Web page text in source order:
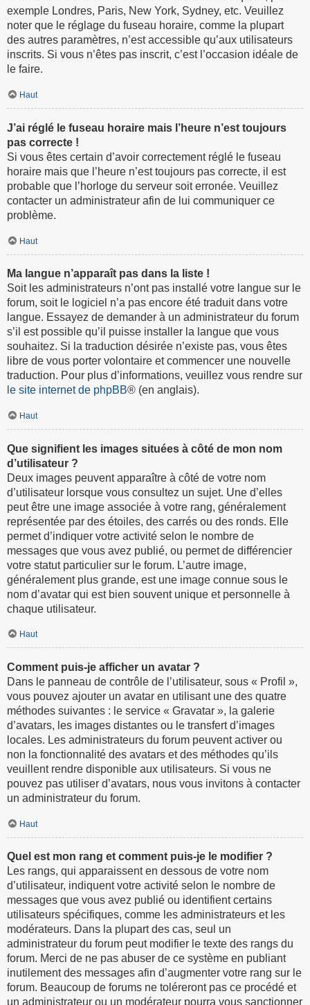
exemple Londres, Paris, New York, Sydney, etc. Veuillez
noter que le réglage du fuseau horaire, comme la plupart
des autres paramètres, n’est accessible qu’aux utilisateurs
inscrits. Si vous n’êtes pas inscrit, c’est l’occasion idéale de
le faire.
Haut
J’ai réglé le fuseau horaire mais l’heure n’est toujours
pas correcte !
Si vous êtes certain d’avoir correctement réglé le fuseau
horaire mais que l’heure n’est toujours pas correcte, il est
probable que l’horloge du serveur soit erronée. Veuillez
contacter un administrateur afin de lui communiquer ce
problème.
Haut
Ma langue n’apparaît pas dans la liste !
Soit les administrateurs n’ont pas installé votre langue sur le
forum, soit le logiciel n’a pas encore été traduit dans votre
langue. Essayez de demander à un administrateur du forum
s’il est possible qu’il puisse installer la langue que vous
souhaitez. Si la traduction désirée n’existe pas, vous êtes
libre de vous porter volontaire et commencer une nouvelle
traduction. Pour plus d’informations, veuillez vous rendre sur
le site internet de phpBB® (en anglais).
Haut
Que signifient les images situées à côté de mon nom
d’utilisateur ?
Deux images peuvent apparaître à côté de votre nom
d’utilisateur lorsque vous consultez un sujet. Une d’elles
peut être une image associée à votre rang, généralement
représentée par des étoiles, des carrés ou des ronds. Elle
permet d’indiquer votre activité selon le nombre de
messages que vous avez publié, ou permet de différencier
votre statut particulier sur le forum. L’autre image,
généralement plus grande, est une image connue sous le
nom d’avatar qui est bien souvent unique et personnelle à
chaque utilisateur.
Haut
Comment puis-je afficher un avatar ?
Dans le panneau de contrôle de l’utilisateur, sous « Profil »,
vous pouvez ajouter un avatar en utilisant une des quatre
méthodes suivantes : le service « Gravatar », la galerie
d’avatars, les images distantes ou le transfert d’images
locales. Les administrateurs du forum peuvent activer ou
non la fonctionnalité des avatars et des méthodes qu’ils
veuillent rendre disponible aux utilisateurs. Si vous ne
pouvez pas utiliser d’avatars, nous vous invitons à contacter
un administrateur du forum.
Haut
Quel est mon rang et comment puis-je le modifier ?
Les rangs, qui apparaissent en dessous de votre nom
d’utilisateur, indiquent votre activité selon le nombre de
messages que vous avez publié ou identifient certains
utilisateurs spécifiques, comme les administrateurs et les
modérateurs. Dans la plupart des cas, seul un
administrateur du forum peut modifier le texte des rangs du
forum. Merci de ne pas abuser de ce système en publiant
inutilement des messages afin d’augmenter votre rang sur le
forum. Beaucoup de forums ne toléreront pas ce procédé et
un administrateur ou un modérateur pourra vous sanctionner